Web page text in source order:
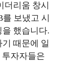
리움 창시
보냈고 시
했습니다.
때문에 일
자자들은